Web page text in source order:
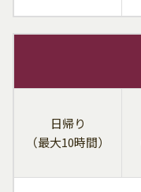
日帰り
（最大10時間）